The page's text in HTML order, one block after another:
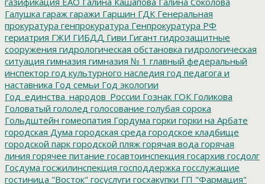
Галушка гараж гаражи Гаршин ГДК Генеральная
прокуратура генпрокуратура Генпрокуратура РФ
гериатрия ГЖИ ГИБДД Гиви Гигант гидрозащитные
сооружения гидрологическая обстановка гидрологическая
ситуация гимназия гимназия № 1 главный федеральный
инспектор год культурного наследия год педагога и
наставника Год семьи Год экологии
Год_единства_народов_России Гознак ГОК Голикова
Головатый гололед голосование голубая сорока
Гольдштейн гомеопатия Гордума горки горки на Арбате
городская Дума городская среда городское кладбище
городской парк городской пляж горячая вода горячая
линия горячее питание госавтоинспекция госархив госдолг
Госдума госжилинспекция господдержка госслужащие
гостиница "Восток" госуслуги госхакупки ГП "Фармация"